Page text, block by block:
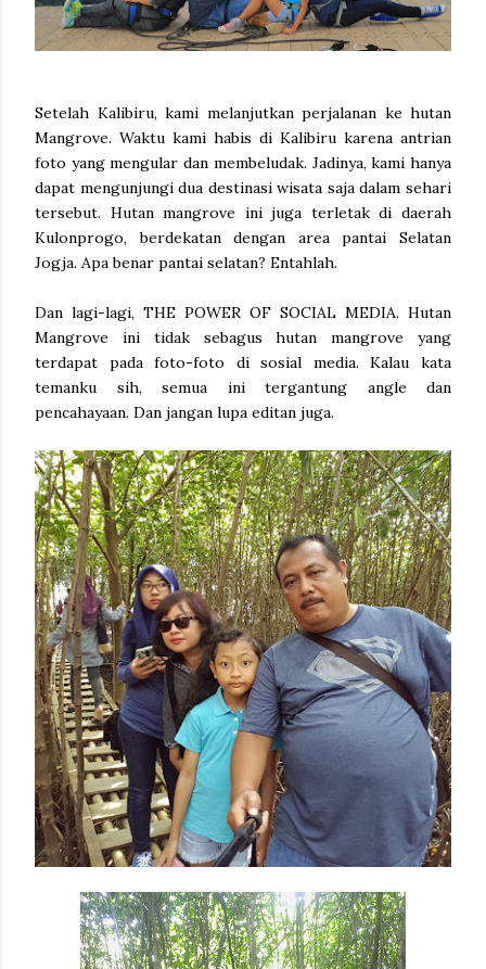
Setelah Kalibiru, kami melanjutkan perjalanan ke hutan
Mangrove. Waktu kami habis di Kalibiru karena antrian
foto yang mengular dan membeludak. Jadinya, kami hanya
dapat mengunjungi dua destinasi wisata saja dalam sehari
tersebut. Hutan mangrove ini juga terletak di daerah
Kulonprogo, berdekatan dengan area pantai Selatan
Jogja. Apa benar pantai selatan? Entahlah.
Dan lagi-lagi, THE POWER OF SOCIAL MEDIA. Hutan
Mangrove ini tidak sebagus hutan mangrove yang
terdapat pada foto-foto di sosial media. Kalau kata
temanku sih, semua ini tergantung angle dan
pencahayaan. Dan jangan lupa editan juga.